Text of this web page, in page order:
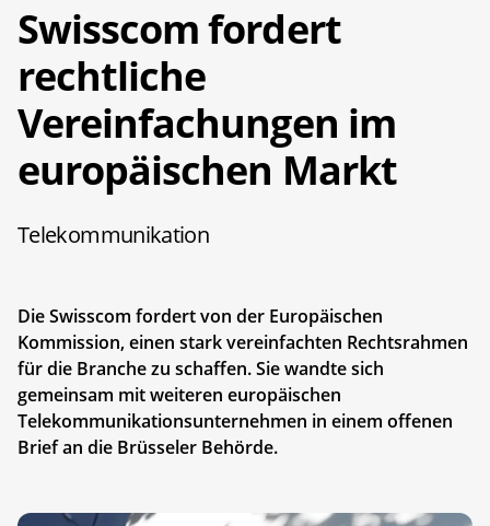
Swisscom fordert
rechtliche
Vereinfachungen im
europäischen Markt
Telekommunikation
Die Swisscom fordert von der Europäischen
Kommission, einen stark vereinfachten Rechtsrahmen
für die Branche zu schaffen. Sie wandte sich
gemeinsam mit weiteren europäischen
Telekommunikationsunternehmen in einem offenen
Brief an die Brüsseler Behörde.